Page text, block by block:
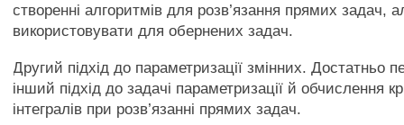
створенні алгоритмів для розв’язання прямих задач,
використовувати для обернених задач.
Другий підхід до параметризації змінних. Достатньо
інший підхід до задачі параметризації й обчислення
інтегралів при розв’язанні прямих задач.